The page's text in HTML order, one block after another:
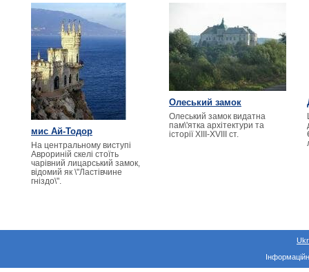
мис Ай-Тодор
На центральному виступі
Аврориній скелі стоїть
чарівний лицарський замок,
відомий як \"Ластівчине
гніздо\".
Олеський замок
Олеський замок видатна
пам\'ятка архітектури та
історії XIII-XVIII ст.